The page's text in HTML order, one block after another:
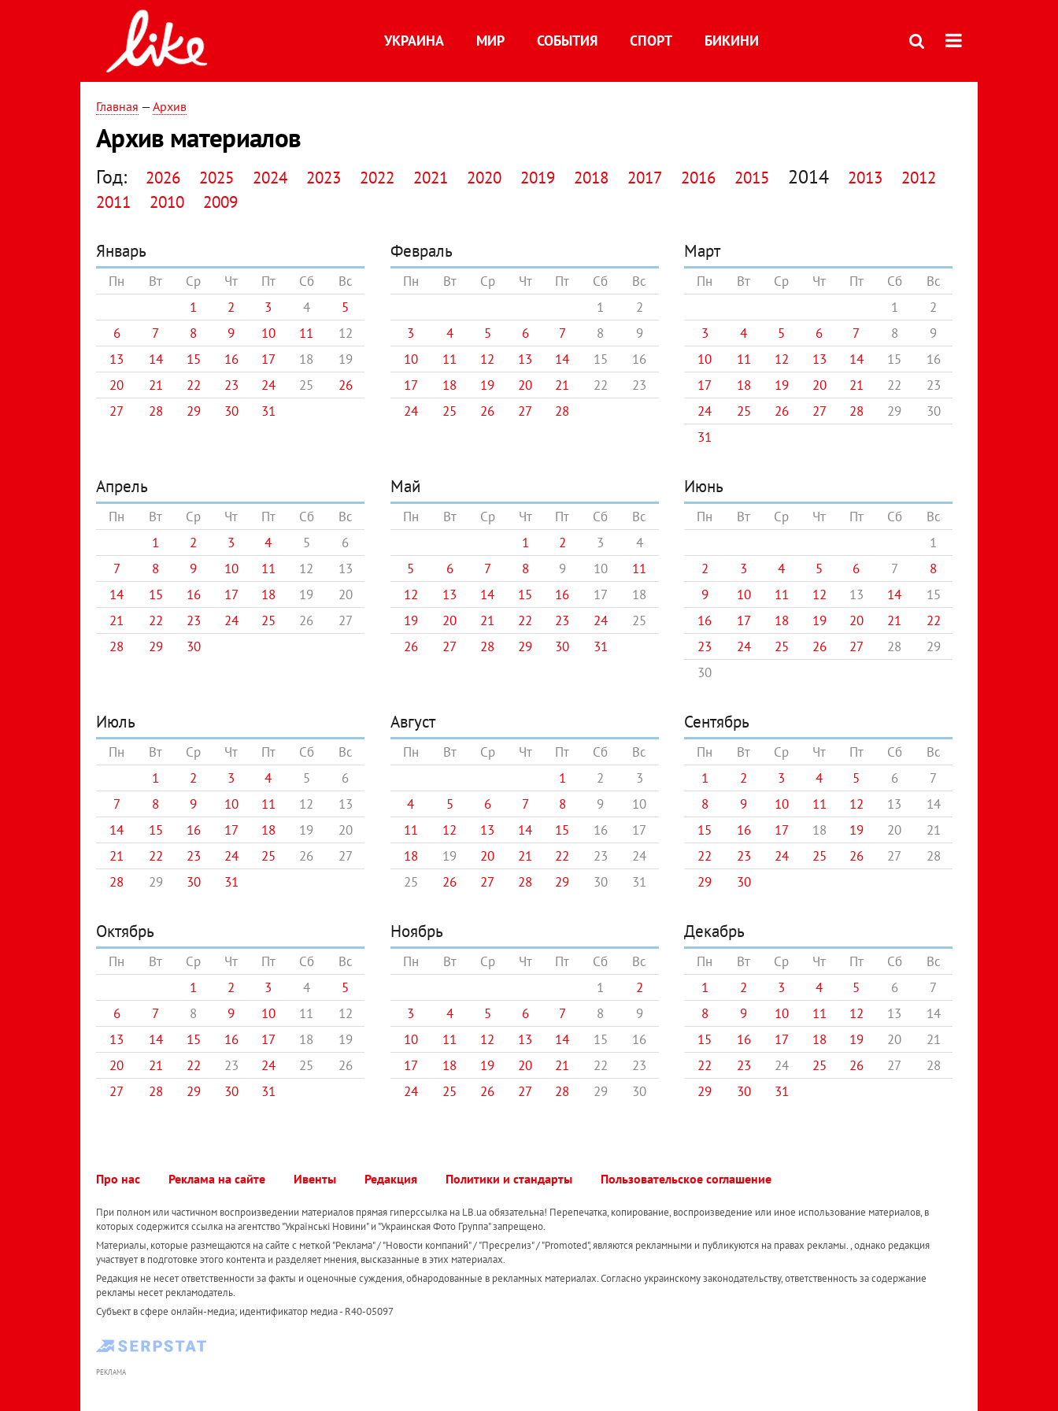
УКРАИНА МИР СОБЫТИЯ СПОРТ БИКИНИ
Главная —Архив
Архив материалов
Год: 2026 2025 2024 2023 2022 2021 2020 2019 2018 2017 2016 2015 2014 2013
2012
2011
2010 2009
Январь
Пн Вт Ср Чт Пт Сб
Вс
1
2 3 4
5
6
7 8 9 10 11
12
13
14 15 16 17 18
19
20
21 22 23 24 25
26
27
28 29 30 31
Февраль
Пн Вт Ср Чт Пт Сб
Вс
1
2
3
4 5 6 7 8
9
10
11 12 13 14 15
16
17
18 19 20 21 22
23
24
25 26 27 28
Март
Пн Вт Ср Чт Пт Сб
Вс
1
2
3
4 5 6 7 8
9
10
11 12 13 14 15
16
17
18 19 20 21 22
23
24
25 26 27 28 29
30
31
Апрель
Пн Вт Ср Чт Пт Сб
Вс
1
2 3 4 5
6
7
8 9 10 11 12
13
14
15 16 17 18 19
20
21
22 23 24 25 26
27
28
29 30
Май
Пн Вт Ср Чт Пт Сб
Вс
1
2 3
4
5
6 7 8 9 10
11
12
13 14 15 16 17
18
19
20 21 22 23 24
25
26
27 28 29 30 31
Июнь
Пн Вт Ср Чт Пт Сб
Вс
1
2
3 4 5 6 7
8
9
10 11 12 13 14
15
16
17 18 19 20 21
22
23
24 25 26 27 28
29
30
Июль
Пн Вт Ср Чт Пт Сб
Вс
1
2 3 4 5
6
7
8 9 10 11 12
13
14
15 16 17 18 19
20
21
22 23 24 25 26
27
28
29 30 31
Август
Пн Вт Ср Чт Пт Сб
Вс
1
2
3
4
5 6 7 8 9
10
11
12 13 14 15 16
17
18
19 20 21 22 23
24
25
26 27 28 29 30 31
Сентябрь
Пн Вт Ср Чт Пт Сб
Вс
1
2 3 4 5 6
7
8
9 10 11 12 13
14
15
16 17 18 19 20
21
22
23 24 25 26 27
28
29
30
Октябрь
Пн Вт Ср Чт Пт Сб
Вс
1
2 3 4
5
6
7 8 9 10 11
12
13
14 15 16 17 18
19
20
21 22 23 24 25
26
27
28 29 30 31
Ноябрь
Пн Вт Ср Чт Пт Сб
Вс
1
2
3
4 5 6 7 8
9
10
11 12 13 14 15
16
17
18 19 20 21 22
23
24
25 26 27 28 29 30
Декабрь
Пн Вт Ср Чт Пт Сб
Вс
1
2 3 4 5 6
7
8
9 10 11 12 13
14
15
16 17 18 19 20
21
22
23 24 25 26 27
28
29
30 31
Про нас Реклама на сайте Ивенты Редакция Политики и стандарты Пользовательское соглашение
При полном или частичном воспроизведении материалов прямая гиперссылка на LB.ua обязательна! Перепечатка, копирование, воспроизведение или иное использование материалов, в
которых содержится ссылка на агентство "Українськi Новини" и "Украинская Фото Группа" запрещено.
Материалы, которые размещаются на сайте с меткой "Реклама" / "Новости компаний" / "Пресрелиз" / "Promoted", являются рекламными и публикуются на правах рекламы. , однако редакция
участвует в подготовке этого контента и разделяет мнения, высказанные в этих материалах.
Редакция не несет ответственности за факты и оценочные суждения, обнародованные в рекламных материалах. Согласно украинскому законодательству, ответственность за содержание
рекламы несет рекламодатель.
Субъект в сфере онлайн-медиа; идентификатор медиа - R40-05097
РЕКЛАМА